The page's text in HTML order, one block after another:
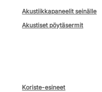
Akustiikkapaneelit seinälle
Akustiset pöytäsermit
Koriste-esineet